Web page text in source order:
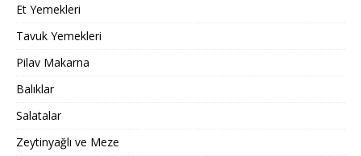
Et Yemekleri
Tavuk Yemekleri
Pilav Makarna
Balıklar
Salatalar
Zeytinyağlı ve Meze